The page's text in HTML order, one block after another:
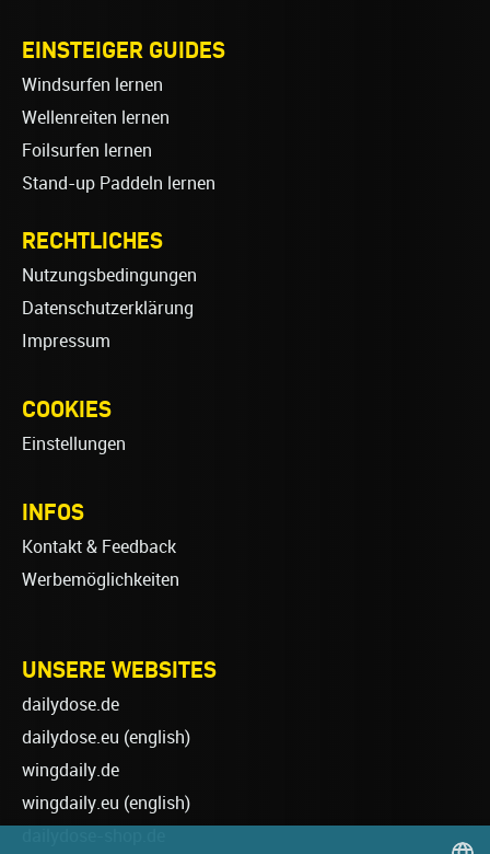
EINSTEIGER GUIDES
Windsurfen lernen
Wellenreiten lernen
Foilsurfen lernen
Stand-up Paddeln lernen
RECHTLICHES
Nutzungsbedingungen
Datenschutzerklärung
Impressum
COOKIES
Einstellungen
INFOS
Kontakt & Feedback
Werbemöglichkeiten
UNSERE WEBSITES
dailydose.de
dailydose.eu (english)
wingdaily.de
wingdaily.eu (english)